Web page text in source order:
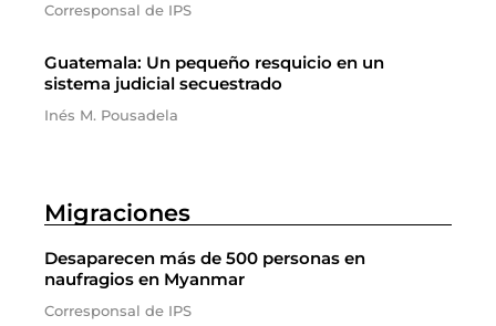
Corresponsal de IPS
Guatemala: Un pequeño resquicio en un
sistema judicial secuestrado
Inés M. Pousadela
Migraciones
Desaparecen más de 500 personas en
naufragios en Myanmar
Corresponsal de IPS